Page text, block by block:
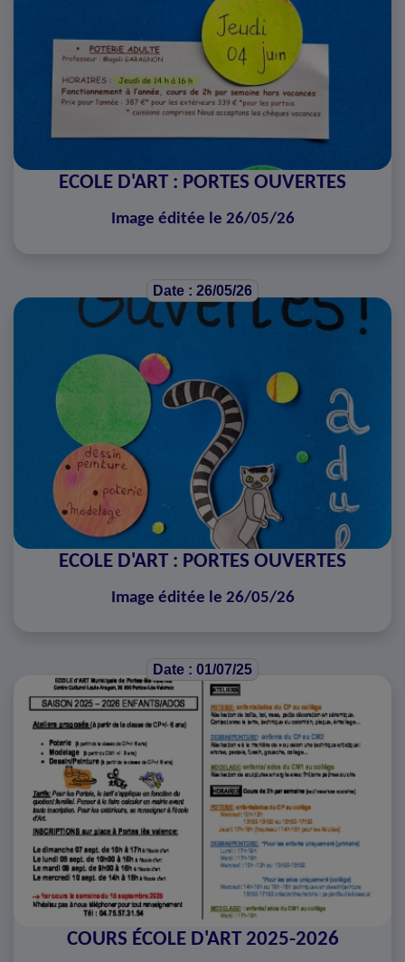
ECOLE D'ART : PORTES OUVERTES
Image éditée le 26/05/26
Date : 26/05/26
ECOLE D'ART : PORTES OUVERTES
Image éditée le 26/05/26
Date : 01/07/25
COURS ÉCOLE D'ART 2025-2026